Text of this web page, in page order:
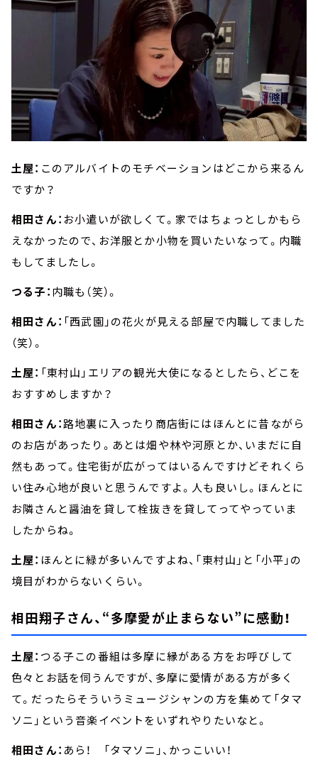
土屋： このアルバイトのモチベーションはどこから来るん
ですか？
相田さん： お小遣いが欲しくて。家ではちょっとしかもら
えなかったので、お洋服とか小物を買いたいなって。内職
もしてましたし。
つる子：内職も（笑）。
相田さん： 「西武園」の花火が見える部屋で内職してました
（笑）。
土屋： 「東村山」エリアの観光大使になるとしたら、どこを
おすすめしますか？
相田さん：路地裏に入ったり商店街にはほんとに昔ながら
のお店があったり。あとは畑や林や河原とか、いまだに自
然もあって。住宅街が広がってはいるんですけどそれくら
い住み心地が良いと思うんですよ。人も良いし。ほんとに
お隣さんと醤油を貸して栓抜きを貸してってやっていま
したからね。
土屋： ほんとに緑が多いんですよね、「東村山」と「小平」の
境目がわからないくらい。
相田翔子さん、“多摩愛が止まらない”に感動！
土屋： つる子この番組は多摩に縁がある方をお呼びして
色々とお話を伺うんですが、多摩に愛情がある方が多く
て。だったらそういうミュージシャンの方を集めて「タマ
ソニ」という音楽イベントをいずれやりたいなと。
相田さん： あら！ 「タマソニ」、かっこいい！